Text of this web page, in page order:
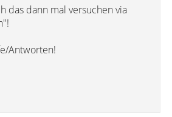
das dann mal versuchen via
Antworten!